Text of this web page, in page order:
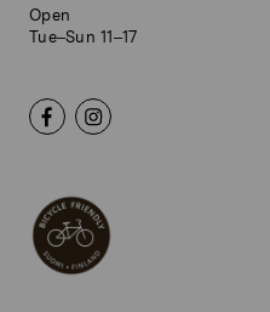
Open
Tue–Sun 11–17